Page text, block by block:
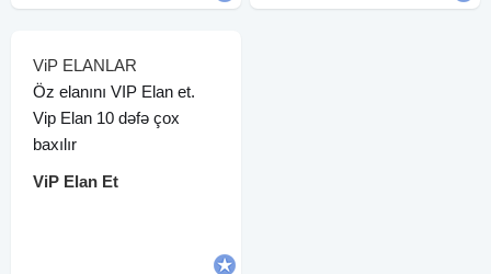
ViP ELANLAR
Öz elanını VIP Elan et.
Vip Elan 10 dəfə çox
baxılır
ViP Elan Et